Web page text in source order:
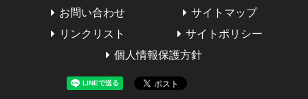
お問い合わせ
サイトマップ
リンクリスト
サイトポリシー
個人情報保護方針